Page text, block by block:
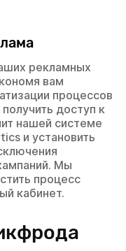
рекламных
вам
процессов
доступ к
нашей системе
и установить
Мы
процесс
кабинет.